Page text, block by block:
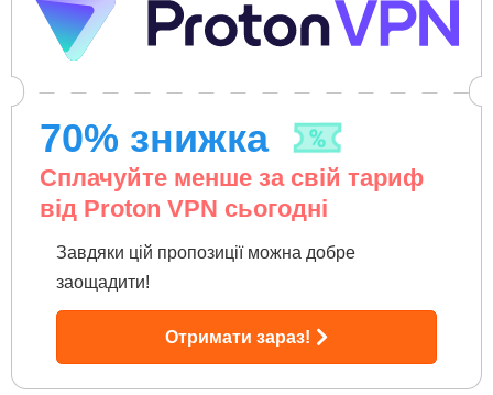
70% знижка
Сплачуйте менше за свій тариф
від Proton VPN сьогодні
Завдяки цій пропозиції можна добре
заощадити!
Отримати зараз!